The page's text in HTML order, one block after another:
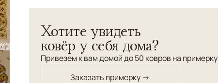
рисунок с полихромным цветовым решением.
Хотите увидеть
ковёр у себя дома?
Привезем к вам домой до 50 ковров на примерку
Заказать примерку →